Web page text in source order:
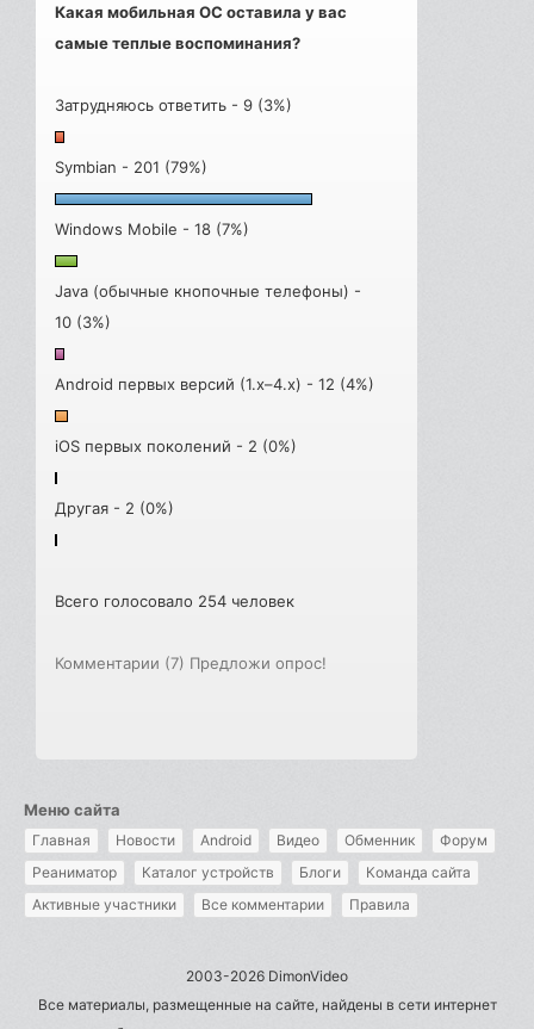
Какая мобильная ОС оставила у вас
самые теплые воспоминания?
Затрудняюсь ответить - 9 (3%)
Symbian - 201 (79%)
Windows Mobile - 18 (7%)
Java (обычные кнопочные телефоны) -
10 (3%)
Android первых версий (1.x–4.x) - 12 (4%)
iOS первых поколений - 2 (0%)
Другая - 2 (0%)
Всего голосовало 254 человек
Комментарии (7) Предложи опрос!
Меню сайта
Главная Новости Android Видео Обменник
Форум
Реаниматор
Каталог устройств Блоги
Команда сайта
Активные участники
Все комментарии Правила
2003-2026 DimonVideo
Все материалы, размещенные на сайте, найдены в сети интернет